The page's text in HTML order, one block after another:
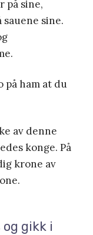
på sine,
sine.
på ham at du
av denne
konge. På
krone av
gikk i